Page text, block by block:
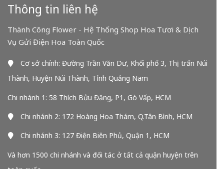
Thông tin liên hệ
Thành Công Flower - Hệ Thống Shop Hoa Tươi & Dịch
Vụ Gửi Điện Hoa Toàn Quốc
Cơ sở chính: Đường Trần Văn Dư, Khối phố 3, Thị trấn Núi
Thành, Huyện Núi Thành, Tỉnh Quảng Nam
Chi nhánh 1: 58 Thích Bửu Đăng, P1, Gò Vấp, HCM
Chi nhánh 2: 172 Hoàng Hoa Thám, Q.Tân Bình, HCM
Chi nhánh 3: 127 Điện Biên Phủ, Quận 1, HCM
Và hơn 1500 chi nhánh và đối tác ở tất cả quận huyện trên